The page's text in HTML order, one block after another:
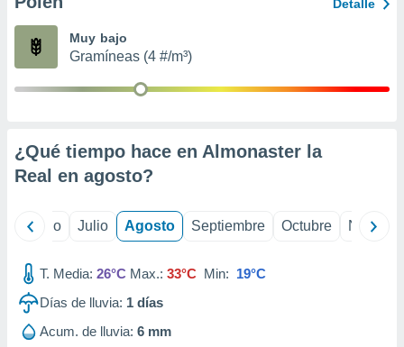
publicidad
1199
Detalle
Muy bajo
Gramíneas (4 #/m³)
¿Qué tiempo hace en Almonaster la
Real en agosto?
Junio Julio Agosto Septiembre Octubre
T. Media: 26°C Max.: 33°C Min: 19°C
Días de lluvia: 1 días
Acum. de lluvia: 6 mm